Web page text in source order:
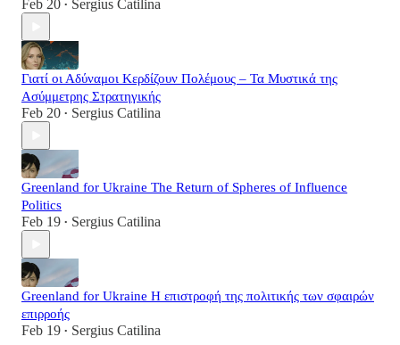
Feb 20 • Sergius Catilina
Γιατί οι Αδύναμοι Κερδίζουν Πολέμους – Τα Μυστικά της
Ασύμμετρης Στρατηγικής
Feb 20 • Sergius Catilina
Greenland for Ukraine The Return of Spheres of Influence
Politics
Feb 19 • Sergius Catilina
Greenland for Ukraine Η επιστροφή της πολιτικής των σφαιρών
επιρροής
Feb 19 • Sergius Catilina